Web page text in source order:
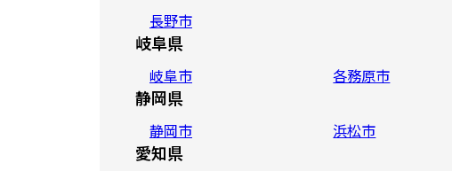
長野市
岐阜県
岐阜市 各務原市
静岡県
静岡市 浜松市
愛知県